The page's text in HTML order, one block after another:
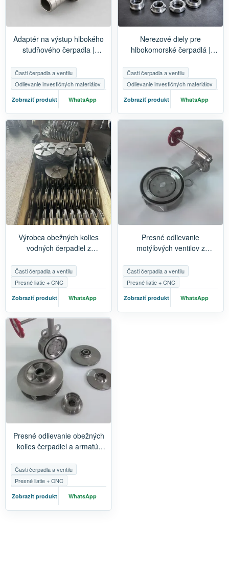
Adaptér na výstup hlbokého
studňového čerpadla |
čerpadlám z nehrdzavejúcej
ocele na mieru
Časti čerpadla a ventilu
Odlievanie investičných materiálov
Zobraziť produkt WhatsApp
Nerezové diely pre
hlbokomorské čerpadlá |
obrábanie obežných kolies a
telies čerpadiel
Časti čerpadla a ventilu
Odlievanie investičných materiálov
Zobraziť produkt WhatsApp
Výrobca obežných kolies
vodných čerpadiel z
Presné odlievanie a CNC
obrábanie
Časti čerpadla a ventilu
Presné liatie + CNC
Zobraziť produkt WhatsApp
Presné odlievanie
motýľových ventilov z
Výrobca príslušenstva pre
čerpadlá a ventily a CNC
obrábanie
Časti čerpadla a ventilu
Presné liatie + CNC
Zobraziť produkt WhatsApp
Presné odlievanie obežných
kolies čerpadiel a armatúr
odliatkov z nehrdzavejúcej
ocele
Časti čerpadla a ventilu
Presné liatie + CNC
Zobraziť produkt WhatsApp